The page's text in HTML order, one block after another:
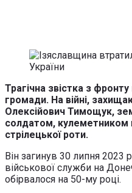
Трагічна звістка з
громади. На війні,
Олексійович Тимощук,
солдатом, кулеметником
стрілецької роти.
Він загинув 30 липня 2023
військової служби на
обірвалося на 50-му році.